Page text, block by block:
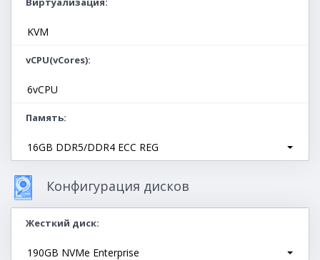
KVM
vCPU(vCores)
6vCPU
Память
16GB DDR5/DDR4 ECC REG
Конфигурация дисков
Жесткий диск
190GB NVMe Enterprise